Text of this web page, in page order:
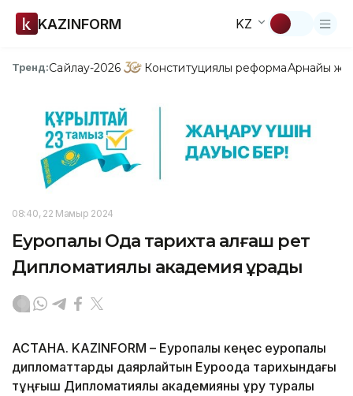
KAZINFORM KZ
Тренд:Сайлау-2026 Конституциялық реформаАрнайы
08:40, 22 Мамыр 2024
Еуропалық Одақ тарихта алғаш рет
Дипломатиялық академия құрады
АСТАНА. KAZINFORM – Еуропалық кеңес еуропалық
дипломаттарды даярлайтын Еуроодақ тарихындағы
тұңғыш Дипломатиялық академияны құру туралы